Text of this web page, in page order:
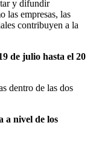
y difundir
las empresas, las
contribuyen a la
de julio hasta el 20
dentro de las dos
a nivel de los